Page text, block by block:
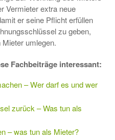
Vermieter extra neue
er seine Pflicht erfüllen
zu geben,
umlegen.
Fachbeiträge interessant:
– Wer darf es und wer
zurück – Was tun als
– was tun als Mieter?